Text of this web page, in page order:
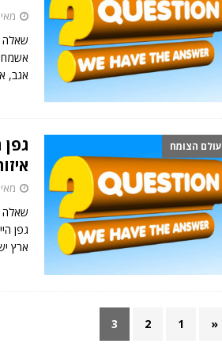
מאי 6, 2020
שאלה
אשמח
אגב,
עולם הצומח
מאי 6, 2020
שאלה
גפן
ארץ
«
1
2
3